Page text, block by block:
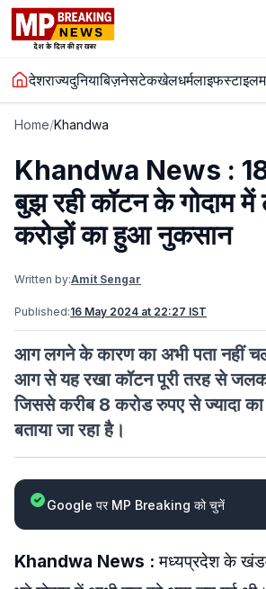
देशराज्यदुनियाबिज़नेसटेकखेलधर्मलाइफस्टाइल
Home/Khandwa
Khandwa News :
बुझ रही कॉटन के गोदाम
करोड़ों का हुआ नुकसान
Written by:Amit Sengar
Published:16 May 2024 at 22:27 IST
आग लगने के कारण का अभी पता नहीं
आग से यह रखा कॉटन पूरी तरह से
जिससे करीब 8 करोड रुपए से ज्यादा का
बताया जा रहा है।
Google पर MP Breaking को चुनें
Khandwa News :मध्यप्रदेश के